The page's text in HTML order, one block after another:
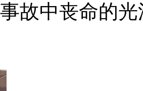
故中丧命的